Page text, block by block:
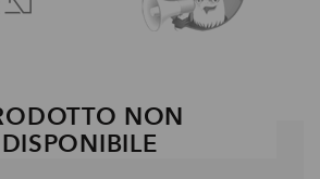
NON
DISPONIBILE